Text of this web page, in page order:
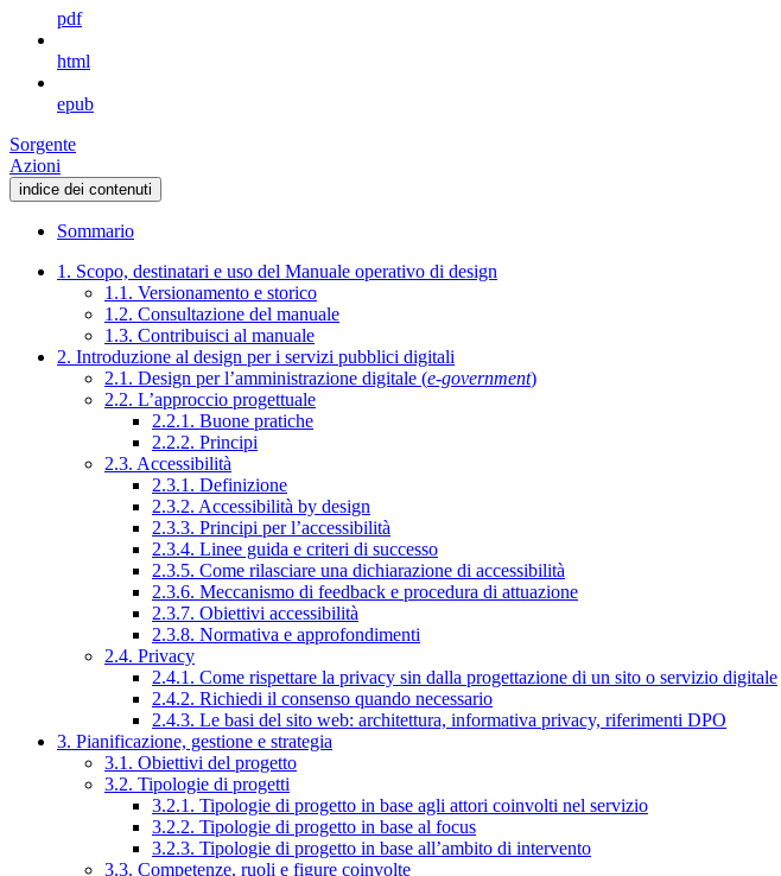
pdf
html
epub
Sorgente
Azioni
indice dei contenuti
Sommario
1. Scopo, destinatari e uso del Manuale operativo di design
1.1. Versionamento e storico
1.2. Consultazione del manuale
1.3. Contribuisci al manuale
2. Introduzione al design per i servizi pubblici digitali
2.1. Design per l’amministrazione digitale (e-government)
2.2. L’approccio progettuale
2.2.1. Buone pratiche
2.2.2. Principi
2.3. Accessibilità
2.3.1. Definizione
2.3.2. Accessibilità by design
2.3.3. Principi per l’accessibilità
2.3.4. Linee guida e criteri di successo
2.3.5. Come rilasciare una dichiarazione di accessibilità
2.3.6. Meccanismo di feedback e procedura di attuazione
2.3.7. Obiettivi accessibilità
2.3.8. Normativa e approfondimenti
2.4. Privacy
2.4.1. Come rispettare la privacy sin dalla progettazione di un sito o servizio digitale
2.4.2. Richiedi il consenso quando necessario
2.4.3. Le basi del sito web: architettura, informativa privacy, riferimenti DPO
3. Pianificazione, gestione e strategia
3.1. Obiettivi del progetto
3.2. Tipologie di progetti
3.2.1. Tipologie di progetto in base agli attori coinvolti nel servizio
3.2.2. Tipologie di progetto in base al focus
3.2.3. Tipologie di progetto in base all’ambito di intervento
3.3. Competenze, ruoli e figure coinvolte